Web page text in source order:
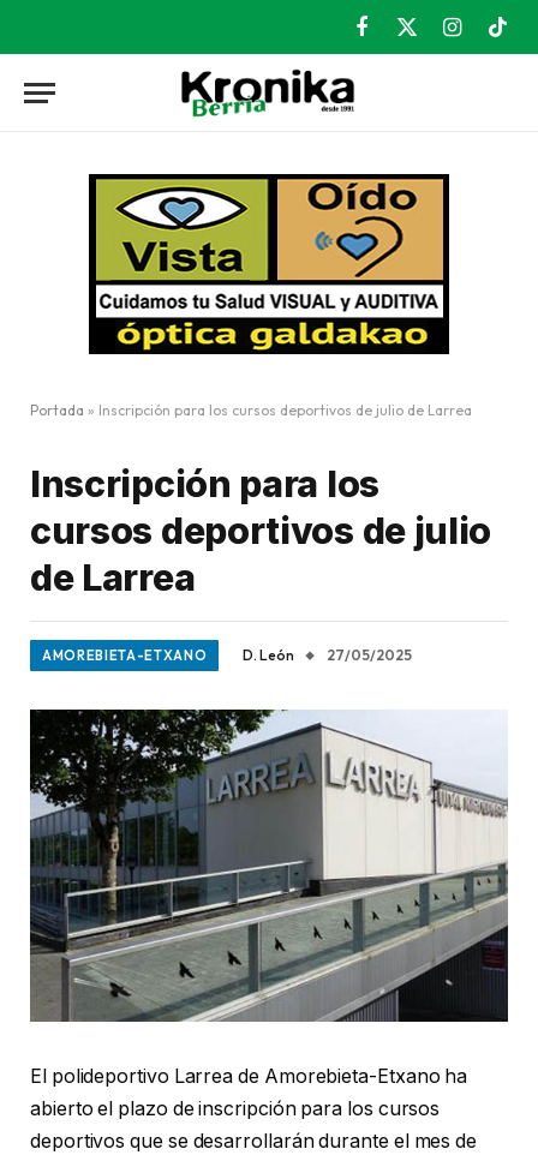
Facebook
X
Instagram
Portada » Inscripción para los cursos deportivos de julio de Larrea
Inscripción para los
cursos deportivos de julio
de Larrea
AMOREBIETA-ETXANO D. León 27/05/2025
El polideportivo Larrea de Amorebieta-Etxano ha
abierto el plazo de inscripción para los cursos
deportivos que se desarrollarán durante el mes de